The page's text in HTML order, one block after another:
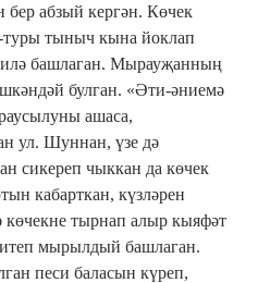
бер абзый кергән. Көчек
туры тыныч кына йоклап
башлаган. Мырауҗанның
булган. «Әти-әниемә
ашаса,
ул. Шуннан, үзе дә
сикереп чыккан да көчек
кабарткан, күзләрен
тырнап алыр кыяфәт
мырылдый башлаган.
песи баласын күреп,